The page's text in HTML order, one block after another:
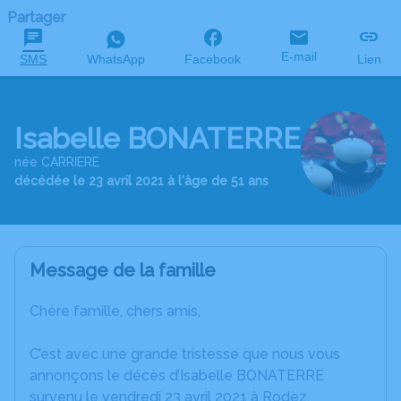
Partager
SMS WhatsApp Facebook E-mail Lien
Isabelle BONATERRE
née CARRIERE
décédée le 23 avril 2021 à l'âge de 51 ans
Message de la famille
Chère famille, chers amis,
C’est avec une grande tristesse que nous vous
annonçons le décès d’Isabelle BONATERRE
survenu le vendredi 23 avril 2021 à Rodez.